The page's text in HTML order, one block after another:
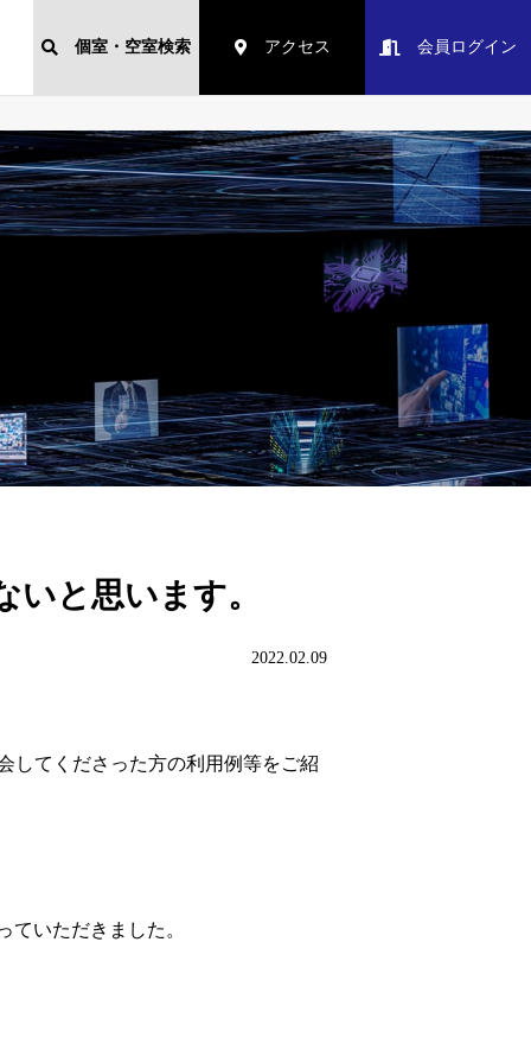
個室・空室検索 アクセス 会員ログイン
と思います。
2022.02.09
してくださった方の利用例等をご紹
いただきました。